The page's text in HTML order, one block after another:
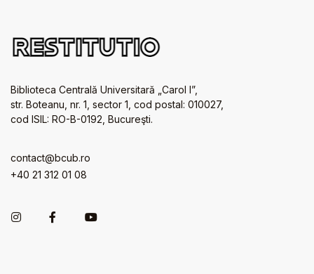
Biblioteca Centrală Universitară „Carol I”,
str. Boteanu, nr. 1, sector 1, cod postal: 010027,
cod ISIL: RO-B-0192, Bucureşti.
contact@bcub.ro
+40 21 312 01 08